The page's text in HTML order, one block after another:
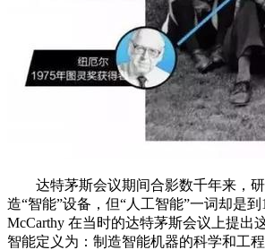
达特茅斯会议期间合影数千年来，研
造“智能”设备，但“人工智能”一词却是到
McCarthy 在当时的达特茅斯会议上提出
智能定义为：制造智能机器的科学和工程